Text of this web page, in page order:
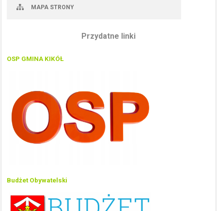
MAPA STRONY
Przydatne linki
OSP GMINA KIKÓŁ
Budżet Obywatelski